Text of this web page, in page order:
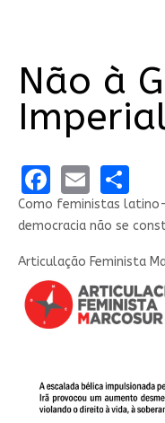
Não à
Facebook
Email
Como feministas
democracia não se
Articulação Feminista